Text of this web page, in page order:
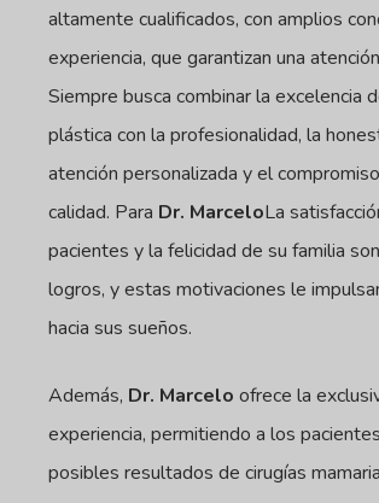
altamente cualificados, con amplios
experiencia, que garantizan una
Siempre busca combinar la excelencia
plástica con la profesionalidad, la
atención personalizada y el
calidad. Para Dr. MarceloLa
pacientes y la felicidad de su familia
logros, y estas motivaciones le
hacia sus sueños.
Además, Dr. Marcelo ofrece la
experiencia, permitiendo a los
posibles resultados de cirugías